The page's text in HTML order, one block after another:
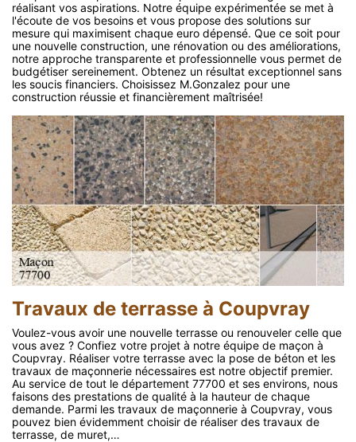
réalisant vos aspirations. Notre équipe expérimentée se met à
l'écoute de vos besoins et vous propose des solutions sur
mesure qui maximisent chaque euro dépensé. Que ce soit pour
une nouvelle construction, une rénovation ou des améliorations,
notre approche transparente et professionnelle vous permet de
budgétiser sereinement. Obtenez un résultat exceptionnel sans
les soucis financiers. Choisissez M.Gonzalez pour une
construction réussie et financièrement maîtrisée!
Travaux de terrasse à Coupvray
Voulez-vous avoir une nouvelle terrasse ou renouveler celle que
vous avez ? Confiez votre projet à notre équipe de maçon à
Coupvray. Réaliser votre terrasse avec la pose de béton et les
travaux de maçonnerie nécessaires est notre objectif premier.
Au service de tout le département 77700 et ses environs, nous
faisons des prestations de qualité à la hauteur de chaque
demande. Parmi les travaux de maçonnerie à Coupvray, vous
pouvez bien évidemment choisir de réaliser des travaux de
terrasse, de muret,…